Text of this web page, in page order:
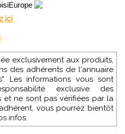
ici
des adhérents de l'annuaire
Les informations vous sont
exclusive des
et ne sont pas vérifiées par la
vous pourrez bientôt
infos.